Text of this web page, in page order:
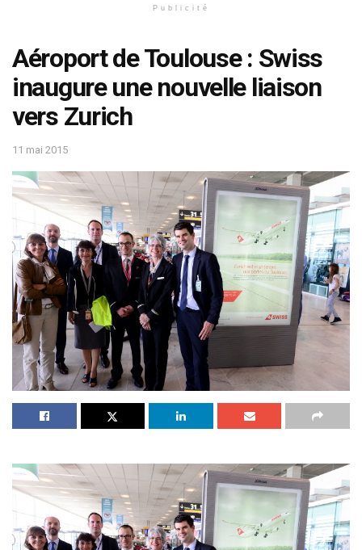
Publicité
Aéroport de Toulouse : Swiss
inaugure une nouvelle liaison
vers Zurich
11 mai 2015